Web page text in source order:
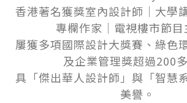
香港著名獲獎室內設計師│大學
專欄作家│電視樓市節目
屢獲多項國際設計大獎賽、綠色
及企業管理獎超過200
具「傑出華人設計師」與「智慧
美譽。